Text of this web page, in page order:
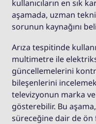
kullanıcıların en sık
aşamada, uzman
sorunun kaynağını
Arıza tespitinde
multimetre ile
güncellemelerini
bileşenlerini
televizyonun marka
gösterebilir. Bu
süreceğine dair de ön